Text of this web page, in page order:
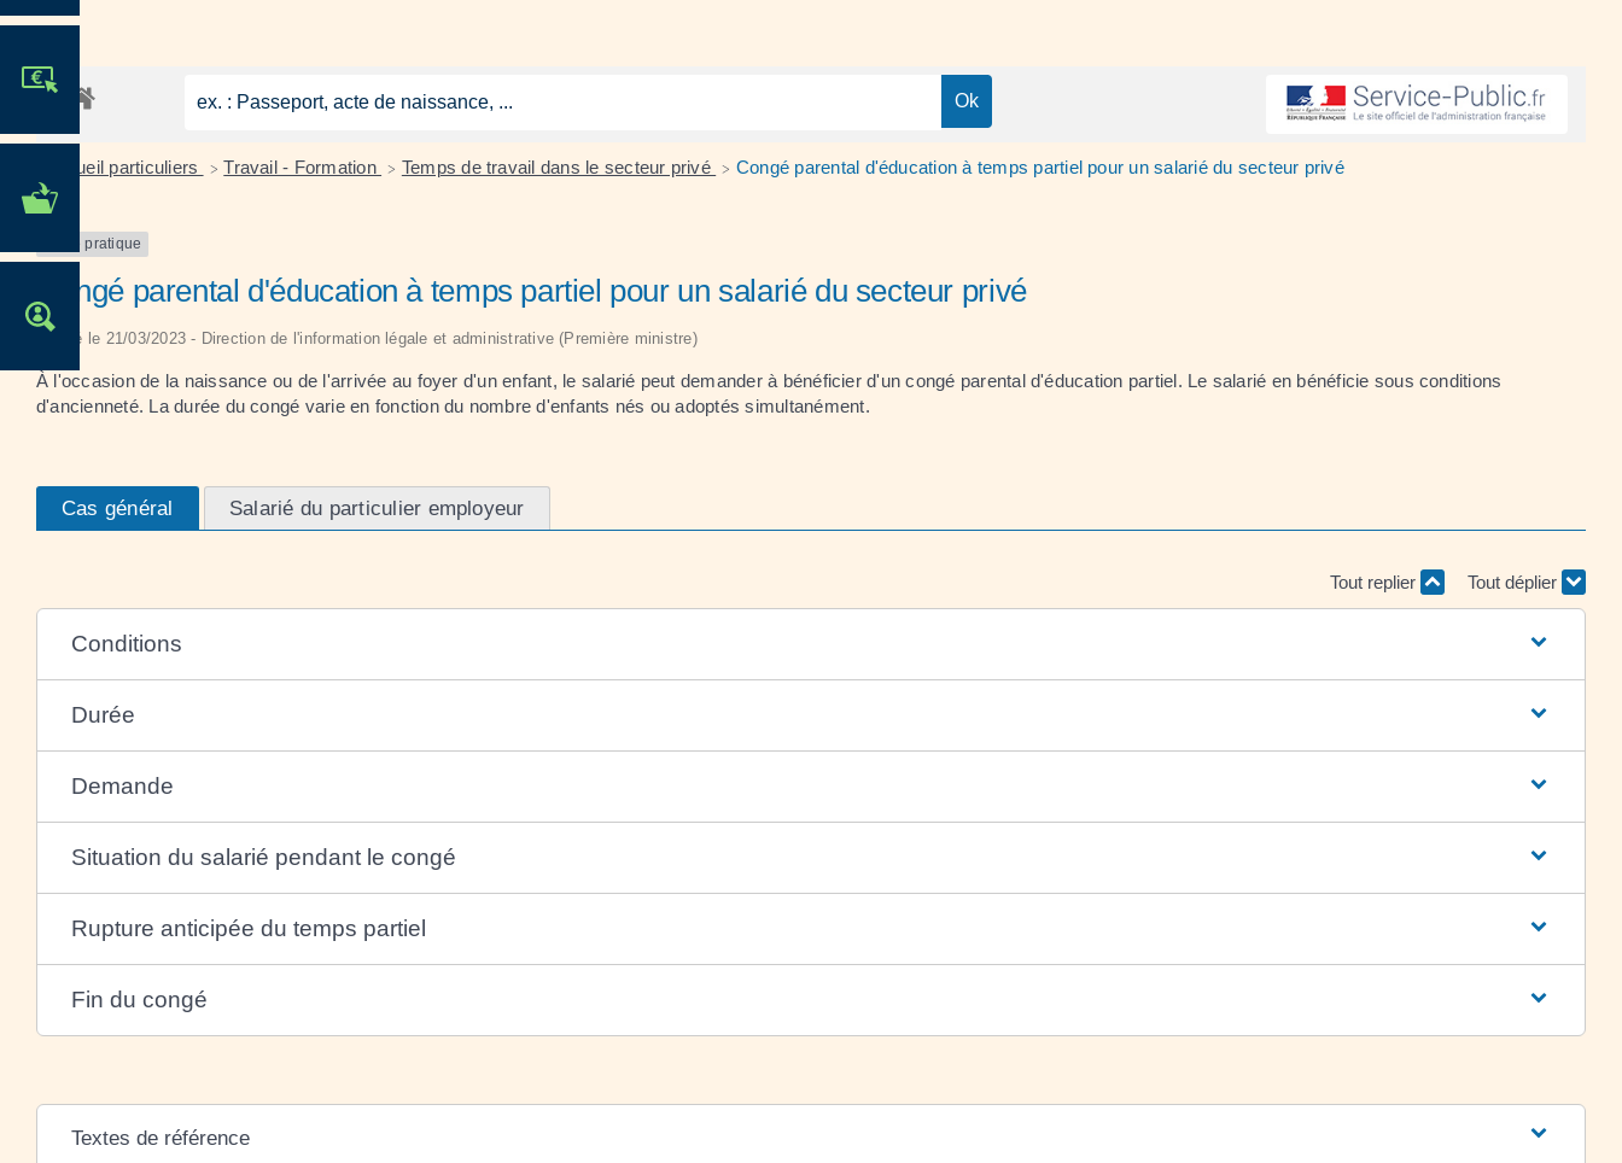
MES DÉMARCHES
OFFRES D'EMPLOI
Accueil particuliers > Travail - Formation > Temps de travail dans le secteur privé > Congé parental d'éducation à temps partiel pour un salarié du secteur privé
Fiche pratique
Congé parental d'éducation à temps partiel pour un salarié du secteur privé
Vérifié le 21/03/2023 - Direction de l'information légale et administrative (Première ministre)
À l'occasion de la naissance ou de l'arrivée au foyer d'un enfant, le salarié peut demander à bénéficier d'un congé parental d'éducation partiel. Le salarié en bénéficie sous conditions
d'ancienneté. La durée du congé varie en fonction du nombre d'enfants nés ou adoptés simultanément.
Cas général Salarié du particulier employeur
Tout replier Tout déplier
Conditions
Durée
Demande
Situation du salarié pendant le congé
Rupture anticipée du temps partiel
Fin du congé
Textes de référence